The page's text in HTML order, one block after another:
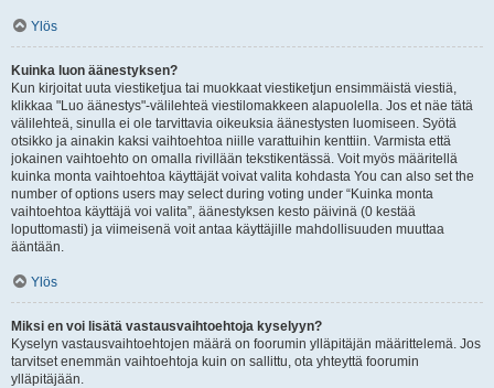
Ylös
Kuinka luon äänestyksen?
Kun kirjoitat uuta viestiketjua tai muokkaat viestiketjun ensimmäistä viestiä,
klikkaa "Luo äänestys"-välilehteä viestilomakkeen alapuolella. Jos et näe tätä
välilehteä, sinulla ei ole tarvittavia oikeuksia äänestysten luomiseen. Syötä
otsikko ja ainakin kaksi vaihtoehtoa niille varattuihin kenttiin. Varmista että
jokainen vaihtoehto on omalla rivillään tekstikentässä. Voit myös määritellä
kuinka monta vaihtoehtoa käyttäjät voivat valita kohdasta You can also set the
number of options users may select during voting under “Kuinka monta
vaihtoehtoa käyttäjä voi valita”, äänestyksen kesto päivinä (0 kestää
loputtomasti) ja viimeisenä voit antaa käyttäjille mahdollisuuden muuttaa
ääntään.
Ylös
Miksi en voi lisätä vastausvaihtoehtoja kyselyyn?
Kyselyn vastausvaihtoehtojen määrä on foorumin ylläpitäjän määrittelemä. Jos
tarvitset enemmän vaihtoehtoja kuin on sallittu, ota yhteyttä foorumin
ylläpitäjään.